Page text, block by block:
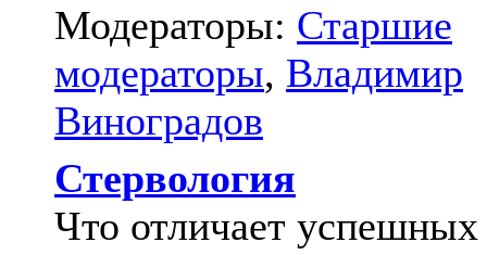
Модераторы: Старшие
модераторы, Владимир
Виноградов
Стервология
Что отличает успешных